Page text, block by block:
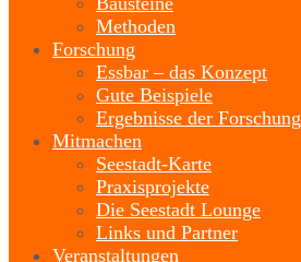
Methoden
Forschung
Essbar – das Konzept
Gute Beispiele
Ergebnisse der Forschung
Mitmachen
Seestadt-Karte
Praxisprojekte
Die Seestadt Lounge
Links und Partner
Veranstaltungen